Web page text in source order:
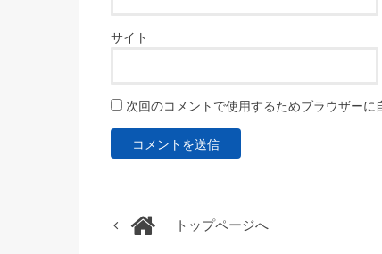
サイト
次回のコメントで使用するためブラウザーに
トップページへ